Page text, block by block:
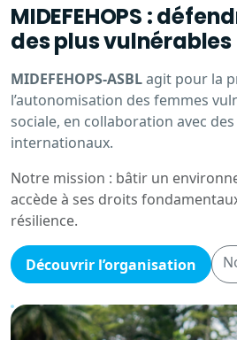
MIDEFEHOPS :
des plus vulnérables
MIDEFEHOPS-ASBLagit pour la
l’autonomisation des femmes
sociale, en collaboration avec
internationaux.
Notre mission : bâtir un
accède à ses droits
résilience.
Découvrir l’organisation